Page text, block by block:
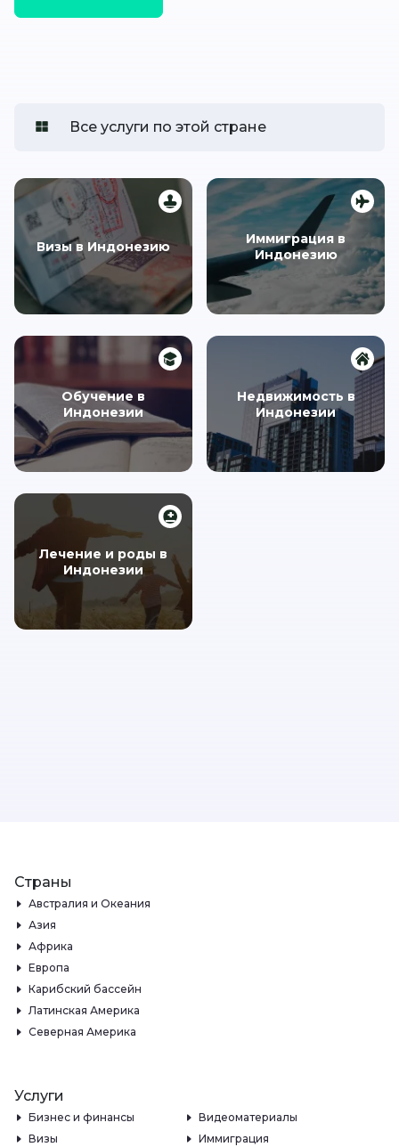
Все услуги по этой стране
Визы в Индонезию
Иммиграция в
Индонезию
Обучение в
Индонезии
Недвижимость в
Индонезии
Лечение и роды в
Индонезии
Страны
Австралия и Океания
Азия
Африка
Европа
Карибский бассейн
Латинская Америка
Северная Америка
Услуги
Бизнес и финансы
Видеоматериалы
Визы
Иммиграция